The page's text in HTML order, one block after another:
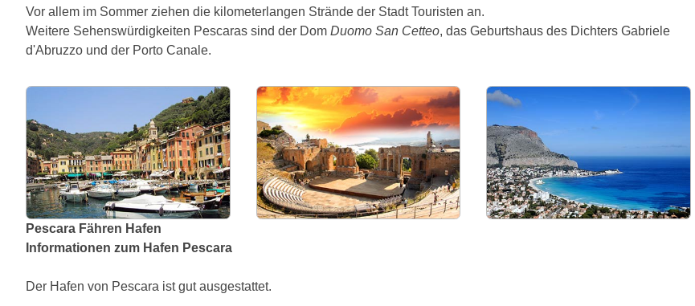
Vor allem im Sommer ziehen die kilometerlangen Strände der Stadt Touristen an.
Weitere Sehenswürdigkeiten Pescaras sind der Dom Duomo San Cetteo, das Geburtshaus des Dichters Gabriele
d'Abruzzo und der Porto Canale.
Pescara Fähren Hafen
Informationen zum Hafen Pescara
Der Hafen von Pescara ist gut ausgestattet.